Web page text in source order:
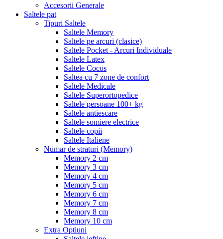
Accesorii Generale
Saltele pat
Tipuri Saltele
Saltele Memory
Saltele pe arcuri (clasice)
Saltele Pocket - Arcuri Individuale
Saltele Latex
Saltele Cocos
Saltea cu 7 zone de confort
Saltele Medicale
Saltele Superortopedice
Saltele persoane 100+ kg
Saltele antiescare
Saltele somiere electrice
Saltele copii
Saltele Italiene
Numar de straturi (Memory)
Memory 2 cm
Memory 3 cm
Memory 4 cm
Memory 5 cm
Memory 6 cm
Memory 7 cm
Memory 8 cm
Memory 10 cm
Extra Optiuni